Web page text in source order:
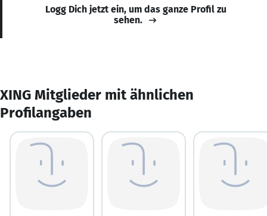
Logg Dich jetzt ein, um das ganze Profil zu
sehen.
XING Mitglieder mit ähnlichen
Profilangaben